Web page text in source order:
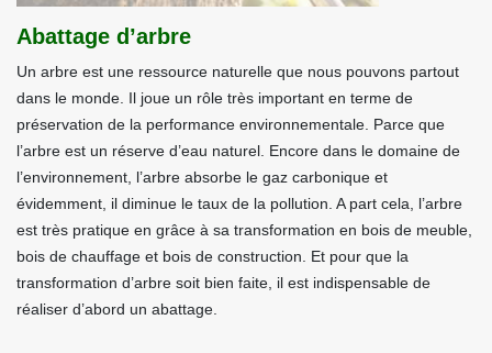
Abattage d’arbre
Un arbre est une ressource naturelle que nous pouvons partout
dans le monde. Il joue un rôle très important en terme de
préservation de la performance environnementale. Parce que
l’arbre est un réserve d’eau naturel. Encore dans le domaine de
l’environnement, l’arbre absorbe le gaz carbonique et
évidemment, il diminue le taux de la pollution. A part cela, l’arbre
est très pratique en grâce à sa transformation en bois de meuble,
bois de chauffage et bois de construction. Et pour que la
transformation d’arbre soit bien faite, il est indispensable de
réaliser d’abord un abattage.